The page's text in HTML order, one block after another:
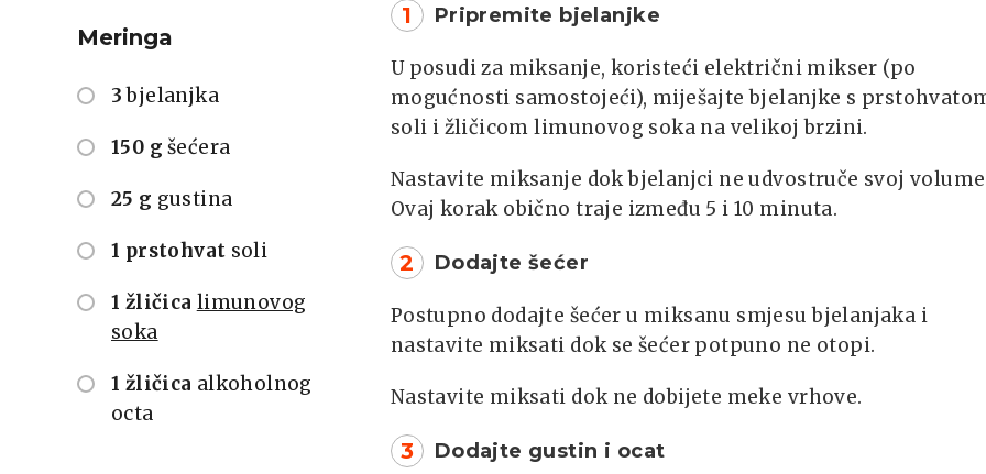
Meringa
3 bjelanjka
150 g šećera
25 g gustina
1 prstohvat soli
1 žličica limunovog
soka
1 žličica alkoholnog
octa
1 Pripremite bjelanjke
U posudi za miksanje, koristeći električni mikser (po
mogućnosti samostojeći), miješajte bjelanjke s
soli i žličicom limunovog soka na velikoj brzini.
Nastavite miksanje dok bjelanjci ne udvostruče svoj
Ovaj korak obično traje između 5 i 10 minuta.
2 Dodajte šećer
Postupno dodajte šećer u miksanu smjesu bjelanjaka i
nastavite miksati dok se šećer potpuno ne otopi.
Nastavite miksati dok ne dobijete meke vrhove.
3 Dodajte gustin i ocat